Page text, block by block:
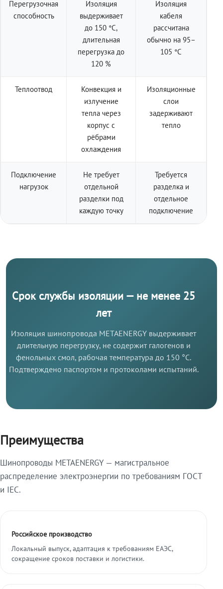
Перегрузочная
способность
Изоляция
выдерживает
до 150 °C,
длительная
перегрузка до
120 %
Изоляция
кабеля
рассчитана
обычно на 95–
105 °C
Теплоотвод
Конвекция и
излучение
тепла через
корпус с
рёбрами
охлаждения
Изоляционные
слои
задерживают
тепло
Подключение
нагрузок
Не требует
отдельной
разделки под
каждую точку
Требуется
разделка и
отдельное
подключение
Срок службы изоляции — не менее 25
лет
Изоляция шинопровода METAENERGY выдерживает
длительную перегрузку, не содержит галогенов и
фенольных смол, рабочая температура до 150 °C.
Подтверждено паспортом и протоколами испытаний.
Преимущества
Шинопроводы METAENERGY — магистральное
распределение электроэнергии по требованиям ГОСТ
и IEC.
Российское производство
Локальный выпуск, адаптация к требованиям ЕАЭС,
сокращение сроков поставки и логистики.